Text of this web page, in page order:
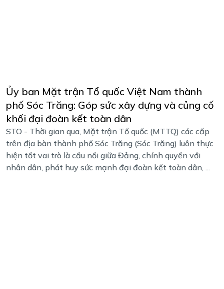
Ủy ban Mặt trận Tổ quốc Việt Nam thành
phố Sóc Trăng: Góp sức xây dựng và củng cố
khối đại đoàn kết toàn dân
STO - Thời gian qua, Mặt trận Tổ quốc (MTTQ) các cấp
trên địa bàn thành phố Sóc Trăng (Sóc Trăng) luôn thực
hiện tốt vai trò là cầu nối giữa Đảng, chính quyền với
nhân dân, phát huy sức mạnh đại đoàn kết toàn dân, ...